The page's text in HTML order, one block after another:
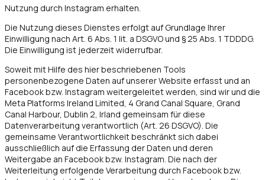
Nutzung durch Instagram erhalten.
Die Nutzung dieses Dienstes erfolgt auf Grundlage Ihrer
Einwilligung nach Art. 6 Abs. 1 lit. a DSGVO und § 25 Abs. 1 TDDDG.
Die Einwilligung ist jederzeit widerrufbar.
Soweit mit Hilfe des hier beschriebenen Tools
personenbezogene Daten auf unserer Website erfasst und an
Facebook bzw. Instagram weitergeleitet werden, sind wir und die
Meta Platforms Ireland Limited, 4 Grand Canal Square, Grand
Canal Harbour, Dublin 2, Irland gemeinsam für diese
Datenverarbeitung verantwortlich (Art. 26 DSGVO). Die
gemeinsame Verantwortlichkeit beschränkt sich dabei
ausschließlich auf die Erfassung der Daten und deren
Weitergabe an Facebook bzw. Instagram. Die nach der
Weiterleitung erfolgende Verarbeitung durch Facebook bzw.